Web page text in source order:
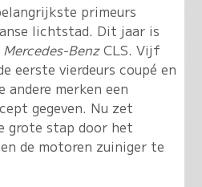
primeurs
lichtstad. Dit jaar is
Mercedes-BenzCLS. Vijf
eerste vierdeurs coupé en
andere merken een
gegeven. Nu zet
grote stap door het
de motoren zuiniger te